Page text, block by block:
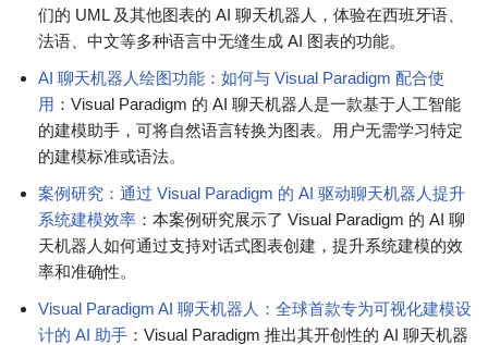
们的 UML 及其他图表的 AI 聊天机器人，体验在西班牙语、
法语、中文等多种语言中无缝生成 AI 图表的功能。
AI 聊天机器人绘图功能：如何与 Visual Paradigm 配合使
用 ：Visual Paradigm 的 AI 聊天机器人是一款基于人工智能
的建模助手，可将自然语言转换为图表。用户无需学习特定
的建模标准或语法。
案例研究：通过 Visual Paradigm 的 AI 驱动聊天机器人提升
系统建模效率 ：本案例研究展示了 Visual Paradigm 的 AI 聊
天机器人如何通过支持对话式图表创建，提升系统建模的效
率和准确性。
Visual Paradigm AI 聊天机器人：全球首款专为可视化建模设
计的 AI 助手 ：Visual Paradigm 推出其开创性的 AI 聊天机器